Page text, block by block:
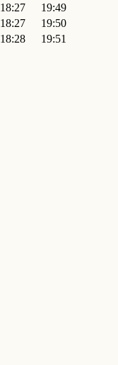
18:27
19:49
18:27
19:50
18:28 19:51